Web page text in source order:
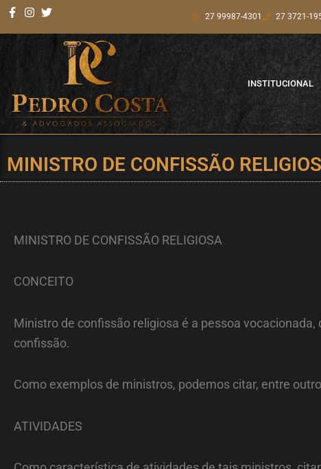
conteúdo
27 99987-4301 27 3721-
INSTITUCIONAL
MINISTRO DE CONFISSÃO
MINISTRO DE CONFISSÃO RELIGIOSA
CONCEITO
Ministro de confissão religiosa é a pessoa
confissão.
Como exemplos de ministros, podemos citar, entre
ATIVIDADES